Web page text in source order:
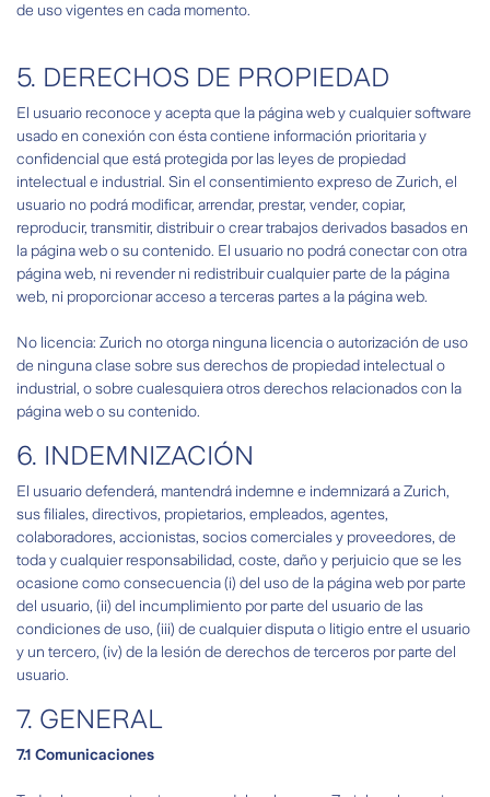
de uso vigentes en cada momento.
5. DERECHOS DE PROPIEDAD
El usuario reconoce y acepta que la página web y cualquier software
usado en conexión con ésta contiene información prioritaria y
confidencial que está protegida por las leyes de propiedad
intelectual e industrial. Sin el consentimiento expreso de Zurich, el
usuario no podrá modificar, arrendar, prestar, vender, copiar,
reproducir, transmitir, distribuir o crear trabajos derivados basados en
la página web o su contenido. El usuario no podrá conectar con otra
página web, ni revender ni redistribuir cualquier parte de la página
web, ni proporcionar acceso a terceras partes a la página web.
No licencia: Zurich no otorga ninguna licencia o autorización de uso
de ninguna clase sobre sus derechos de propiedad intelectual o
industrial, o sobre cualesquiera otros derechos relacionados con la
página web o su contenido.
6. INDEMNIZACIÓN
El usuario defenderá, mantendrá indemne e indemnizará a Zurich,
sus filiales, directivos, propietarios, empleados, agentes,
colaboradores, accionistas, socios comerciales y proveedores, de
toda y cualquier responsabilidad, coste, daño y perjuicio que se les
ocasione como consecuencia (i) del uso de la página web por parte
del usuario, (ii) del incumplimiento por parte del usuario de las
condiciones de uso, (iii) de cualquier disputa o litigio entre el usuario
y un tercero, (iv) de la lesión de derechos de terceros por parte del
usuario.
7. GENERAL
7.1 Comunicaciones